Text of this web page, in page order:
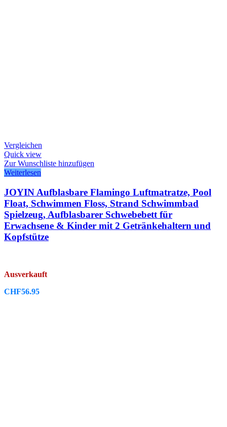
Vergleichen
Quick view
Zur Wunschliste hinzufügen
Weiterlesen
JOYIN Aufblasbare Flamingo Luftmatratze, Pool
Float, Schwimmen Floss, Strand Schwimmbad
Spielzeug, Aufblasbarer Schwebebett für
Erwachsene & Kinder mit 2 Getränkehaltern und
Kopfstütze
Ausverkauft
CHF56.95